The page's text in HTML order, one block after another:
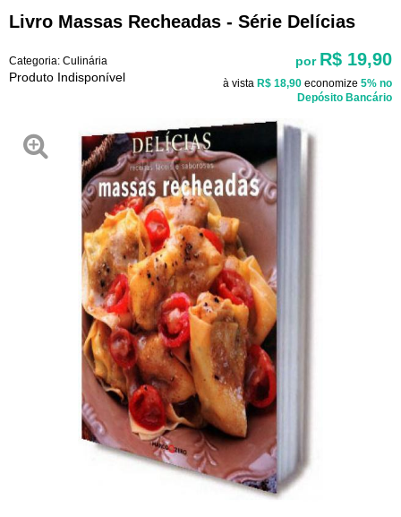
Livro Massas Recheadas - Série Delícias
Categoria: Culinária
Produto Indisponível
por R$ 19,90
à vista R$ 18,90 economize 5% no
Depósito Bancário